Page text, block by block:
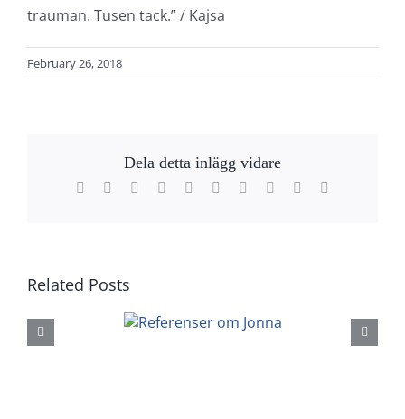
trauman. Tusen tack.” / Kajsa
February 26, 2018
Dela detta inlägg vidare
Facebook Reddit LinkedInWhatsApp
TumblrPinterest Xing
Related Posts